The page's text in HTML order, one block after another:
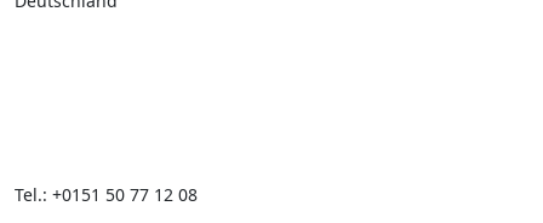
Tel.: +0151 50 77 12 08